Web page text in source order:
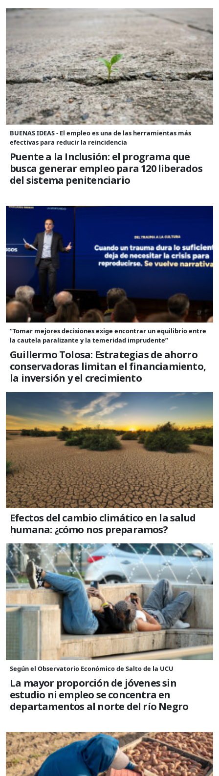
BUENAS IDEAS - El empleo es una de las herramientas más
efectivas para reducir la reincidencia
Puente a la Inclusión: el programa que
busca generar empleo para 120 liberados
del sistema penitenciario
“Tomar mejores decisiones exige encontrar un equilibrio entre
la cautela paralizante y la temeridad imprudente”
Guillermo Tolosa: Estrategias de ahorro
conservadoras limitan el financiamiento,
la inversión y el crecimiento
Efectos del cambio climático en la salud
humana: ¿cómo nos preparamos?
Según el Observatorio Económico de Salto de la UCU
La mayor proporción de jóvenes sin
estudio ni empleo se concentra en
departamentos al norte del río Negro